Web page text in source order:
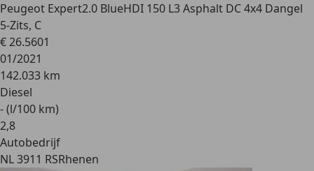
Peugeot Expert2.0 BlueHDI 150 L3 Asphalt DC 4x4 Dangel
5-Zits, C
€ 26.5601
01/2021
142.033 km
Diesel
- (l/100 km)
2,8
Autobedrijf
NL 3911 RSRhenen